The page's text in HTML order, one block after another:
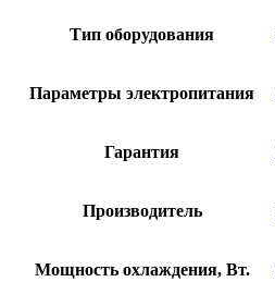
Тип оборудования
Параметры электропитания
Гарантия
Производитель
Мощность охлаждения, Вт.